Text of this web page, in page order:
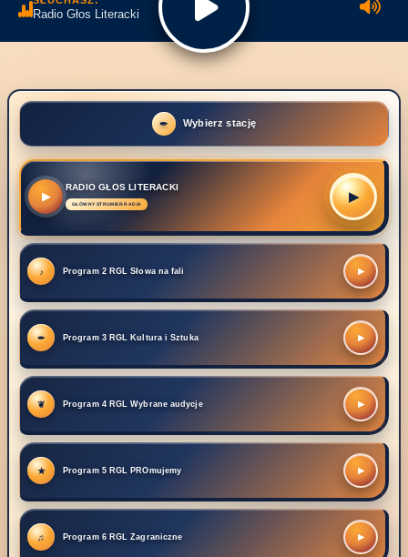
Radio Głos Literacki
Wybierz stację
RADIO GŁOS LITERACKI
▶
Program 2 RGL Słowa na fali ▶
Program 3 RGL Kultura i Sztuka ▶
Program 4 RGL Wybrane audycje ▶
Program 5 RGL PROmujemy ▶
Program 6 RGL Zagraniczne ▶